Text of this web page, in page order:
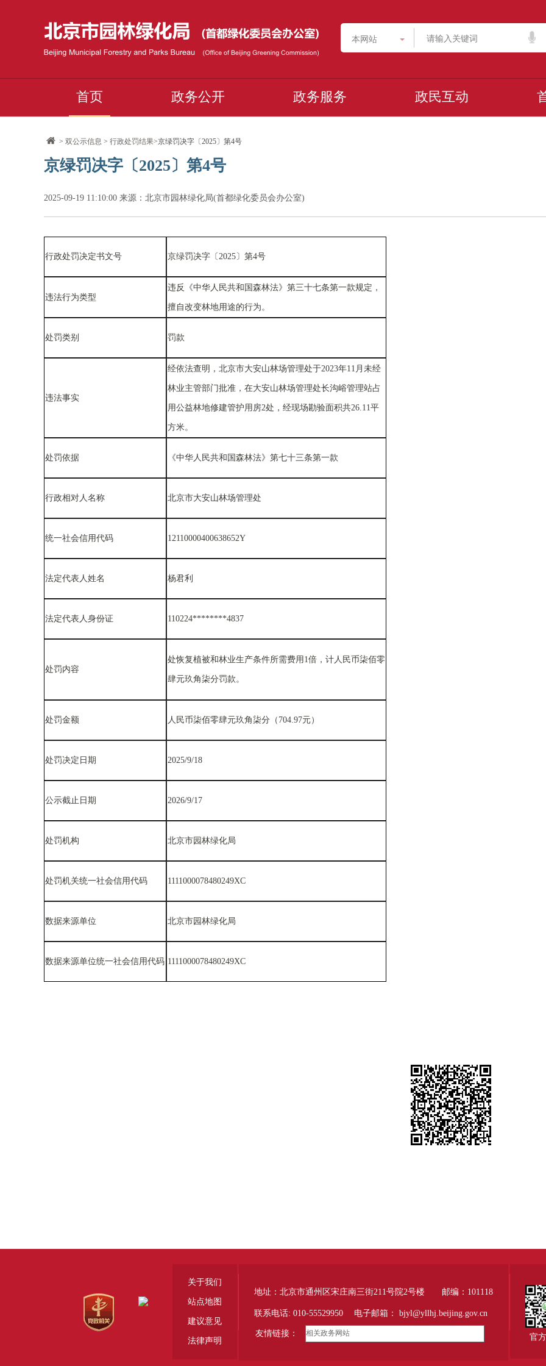
本网站
首页 政务公开 政务服务 政民互动
>双公示信息 >行政处罚结果>京绿罚决字〔2025〕第4号
京绿罚决字〔2025〕第4号
2025-09-19 11:10:00 来源：北京市园林绿化局(首都绿化委员会办公室)
行政处罚决定书文号 京绿罚决字 〔 2025〕 第4号
违法行为类型
违反《中华人民共和国森林法》第三十七条第一款规定，
擅自改变林地用途的行为。
处罚类别 罚款
违法事实
经依法查明，北京市大安山林场管理处于2023年11月未经
林业主管部门批准，在大安山林场管理处长沟峪管理站占
用公益林地修建管护用房2处，经现场勘验面积共26.11平
方米。
处罚依据 《中华人民共和国森林法》第七十三条第一款
行政相对人名称 北京市大安山林场管理处
统一社会信用代码 12110000400638652Y
法定代表人姓名 杨君利
法定代表人身份证 110224********4837
处罚内容
处恢复植被和林业生产条件所需费用1倍，计人民币柒佰零
肆元玖角柒分罚款。
处罚金额 人民币柒佰零肆元玖角柒分（704.97元）
处罚决定日期 2025/9/18
公示截止日期 2026/9/17
处罚机构 北京市园林绿化局
处罚机关统一社会信用代码 1111000078480249XC
数据来源单位 北京市园林绿化局
数据来源单位统一社会信用代码 1111000078480249XC
关于我们
站点地图
建议意见
法律声明
地址：北京市通州区宋庄南三街211号院2号楼 邮编：101118
联系电话: 010-55529950 电子邮箱：bjyl@yllhj.beijing.gov.cn
友情链接： 官